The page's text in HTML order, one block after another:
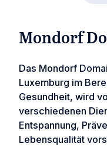
Mondorf
Das Mondorf
Luxemburg im
Gesundheit, wird
verschiedenen
Entspannung,
Lebensqualität